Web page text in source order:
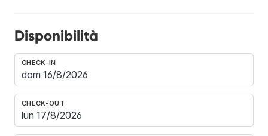
Disponibilità
CHECK-IN
CHECK-OUT